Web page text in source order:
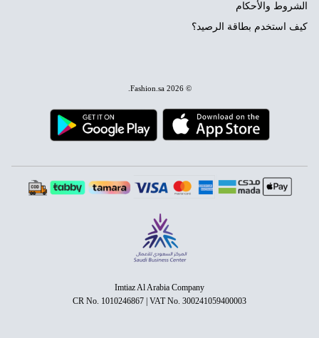
الشروط والأحكام
كيف استخدم بطاقة الرصيد؟
© 2026
Fashion.sa
Imtiaz Al Arabia Company
CR No. 1010246867 | VAT No. 300241059400003